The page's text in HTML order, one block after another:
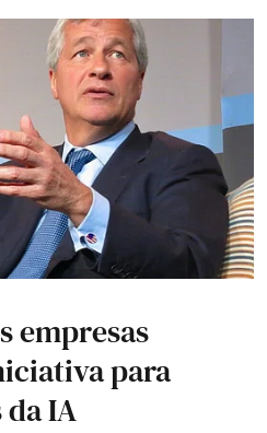
empresas
para
IA